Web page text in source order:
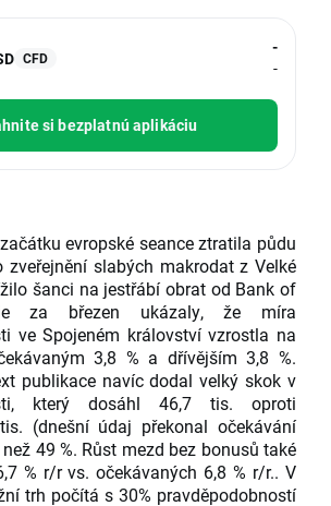
CFD
-
-
si bezplatnú aplikáciu
evropské seance ztratila půdu
zveřejnění slabých makrodat z Velké
šanci na jestřábí obrat od Bank of
za březen ukázaly, že míra
ve Spojeném království vzrostla na
3,8 % a dřívějším 3,8 %.
publikace navíc dodal velký skok v
který dosáhl 46,7 tis. oproti
(dnešní údaj překonal očekávání
49 %. Růst mezd bez bonusů také
% r/r vs. očekávaných 6,8 % r/r.. V
trh počítá s 30% pravděpodobností